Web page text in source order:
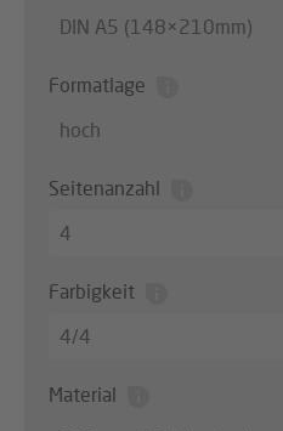
DIN A5 (148×210mm)
Formatlage
hoch
Seitenanzahl
4
Farbigkeit
4/4
Material